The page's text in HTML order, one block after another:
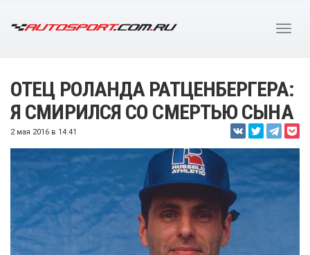
ОТЕЦ РОЛАНДА РАТЦЕНБЕРГЕРА:
Я СМИРИЛСЯ СО СМЕРТЬЮ СЫНА
2 мая 2016 в 14:41